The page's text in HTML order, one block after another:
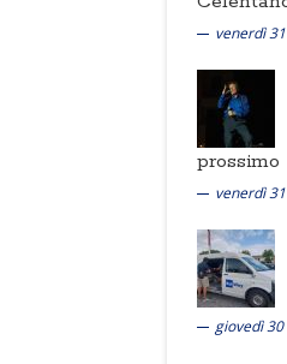
venerdì
prossimo
venerdì
giovedì